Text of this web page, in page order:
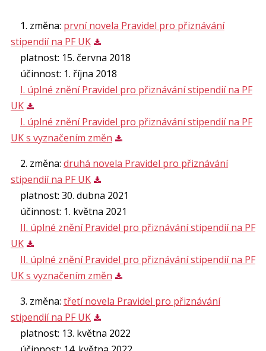
1. změna: první novela Pravidel pro přiznávání
stipendií na PF UK
platnost: 15. června 2018
účinnost: 1. října 2018
I. úplné znění Pravidel pro přiznávání stipendií na PF
UK
I. úplné znění Pravidel pro přiznávání stipendií na PF
UK s vyznačením změn
2. změna: druhá novela Pravidel pro přiznávání
stipendií na PF UK
platnost: 30. dubna 2021
účinnost: 1. května 2021
II. úplné znění Pravidel pro přiznávání stipendií na PF
UK
II. úplné znění Pravidel pro přiznávání stipendií na PF
UK s vyznačením změn
3. změna: třetí novela Pravidel pro přiznávání
stipendií na PF UK
platnost: 13. května 2022